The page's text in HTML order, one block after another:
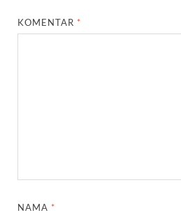
KOMENTAR *
NAMA *